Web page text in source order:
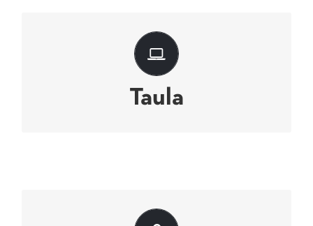
Taula
Per la teva màxima comoditat